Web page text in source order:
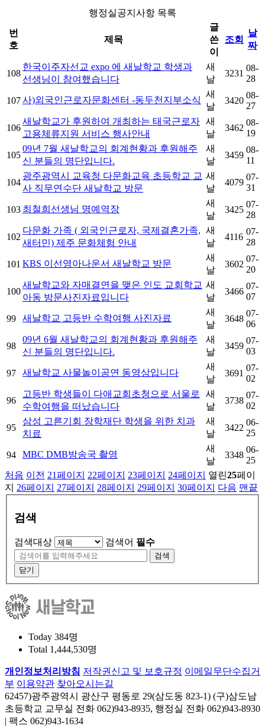
행정실공지사항 목록
번
호
제목
글
쓴
이
조회
날
짜
108
한국이주자선교 expo 에 새날학교 학생과
선생님이 참여했습니다
새
날
3231
08-
28
107사)외국인근로자문화센터 -동두천지부소식
새
날
3420
08-
27
106
새날학교가 후원하여 개최하는 태국근로자
고용체류지원 서비스 행사안내
새
날
3462
08-
19
105
09년 7월 새날학교의 회계현황과 후원해주
신 분들의 명단입니다.
새
날
3459
08-
11
104
광주광역시 교육청 다문화교육 초등학교 교
사 직무연수단 새날학교 방문
새
날
4079
07-
31
103 최철희선생님 명예역장
새
날
3425
07-
28
102
다문화 가족 ( 외국인근로자, 국제결혼가족,
새터민) 제주 문화체험 안내
새
날
4116
07-
28
101 KBS 이선영아나운서 새날학교 방문
새
날
3602
07-
20
100
새날학교와 자매결연을 맺은 인도 교회학교
아동 방문사진자료입니다
새
날
3466
07-
07
99 새날학교 고등반 수학여행 사진자료
새
날
3648
07-
06
98
09년 6월 새날학교의 회계현황과 후원해주
신 분들의 명단입니다.
새
날
3459
07-
03
97 새날학교 사물놀이공연 동영상입니다
새
날
3691
07-
02
96
고등반 학생들이 다애교회초청으로 서울로
수학여행을 떠났습니다
새
날
3738
07-
02
95
삼성 고른기회 장학재단 학생을 위한 치과
치료
새
날
3422
06-
25
94 MBC DMB방송국 촬영
새
날
3348
06-
25
처음 이전 21페이지 22페이지 23페이지 24페이지 열린25페이
지
26페이지 27페이지 28페이지 29페이지 30페이지 다음 맨끝
검색
검색대상 검색어 필수
검색
닫기
Today 384명
Total 1,444,530명
개인정보처리방침 저작권신고 및 보호규정 이메일무단수집거
부 이용약관 찾아오시는길
62457)광주광역시 광산구 평동로 29(삼도동 823-1) (구)삼도남
초등학교 교무실 전화 062)943-8935, 행정실 전화 062)943-8930
| 팩스 062)943-1634